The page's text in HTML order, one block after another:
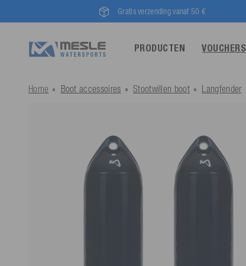
Gratis verzending vanaf 50 €
PRODUCTEN VOUCHERS
Home Boot accessoires Stootwillen boot Langfender